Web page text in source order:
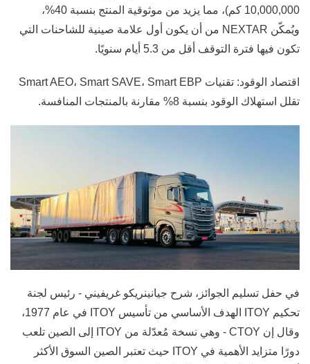
10,000,000 كم)، مما يزيد من موثوقية المنتج بنسبة 40%،
ويُمكّن NEXTAR من أن يكون أول علامة صينية للشاحنات التي
تكون فيها فترة التوقف أقل من 5.3 أيام سنويًا.
اقتصاد الوقود: تقنيات Smart AEO، Smart SAVE، Smart EBP
تقلل استهلاك الوقود بنسبة 8% مقارنة بالمنتجات المنافسة.
في حفل تسليم الجوائز، شرح جيانينريكو غريفيني - رئيس لجنة
تحكيم ITOY الهدف الأساسي من تأسيس ITOY في عام 1977،
وقال إن CTOY - وهي نسخة مُعدّلة من ITOY إلى الصين تلعب
دورًا متزايد الأهمية في ITOY حيث تعتبر الصين السوق الأكثر